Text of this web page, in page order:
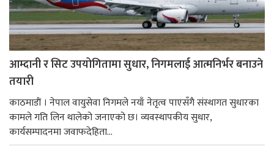
आम्दानी र सिट उपयोगितामा सुधार, निगमलाई आत्मनिर्भर बनाउने
तयारी
काठमाडाैं । नेपाल वायुसेवा निगमले नयाँ नेतृत्व पाएसँगै संस्थागत सुधारका
कामले गति लिन थालेको जनाएको छ। व्यवस्थापकीय सुधार,
कार्यसम्पादनमा जवाफदेहिता...